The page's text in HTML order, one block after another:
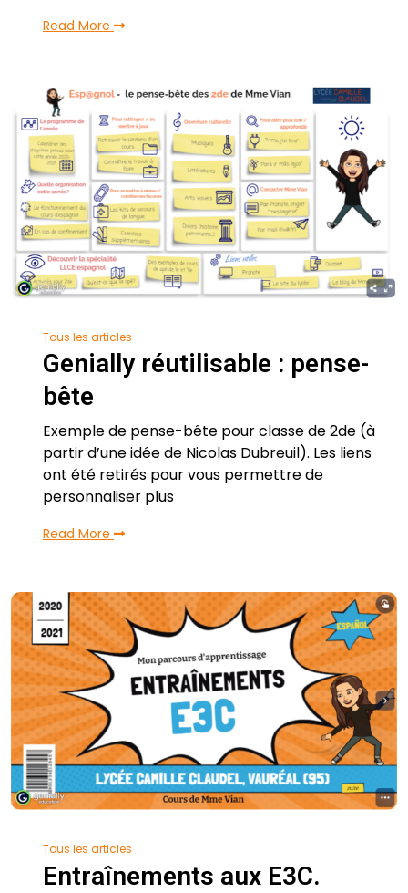
Read More
Tous les articles
Genially réutilisable : pense-
bête
Exemple de pense-bête pour classe de 2de (à
partir d’une idée de Nicolas Dubreuil). Les liens
ont été retirés pour vous permettre de
personnaliser plus
Read More
Tous les articles
Entraînements aux E3C.